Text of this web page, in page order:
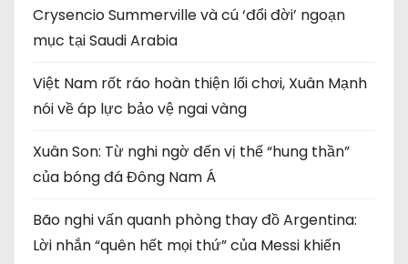
Crysencio Summerville và cú ‘đổi đời’ ngoạn
mục tại Saudi Arabia
Việt Nam rốt ráo hoàn thiện lối chơi, Xuân Mạnh
nói về áp lực bảo vệ ngai vàng
Xuân Son: Từ nghi ngờ đến vị thế “hung thần”
của bóng đá Đông Nam Á
Bão nghi vấn quanh phòng thay đồ Argentina:
Lời nhắn “quên hết mọi thứ” của Messi khiến